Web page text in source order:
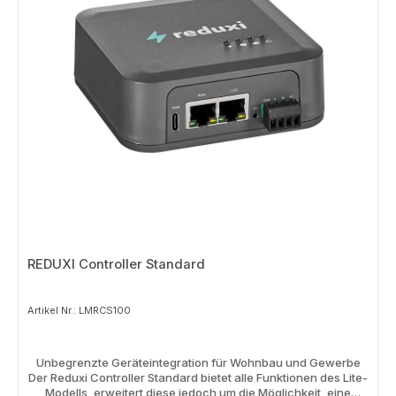
Anbindung und App-Steuerung ✅ Kostengünstiger Einstieg ins
Energiemanagement Ideal für ✔ Einfamilienhäuser ✔ Kleine
Photovoltaikanlagen ✔ Batteriespeicher-Systeme ✔
Wallboxen und E-Mobilität ✔ Wärmepumpen ✔ Smart Home
Anwendungen Technische Daten Artikelnummer: LMRCL100
Energiemanagementsystem (EMS) Standgerät Verwaltung von
bis zu 3 Geräten 1 × RS485-Schnittstelle Cloud- und App-
Inbetriebnahme Kompatibel mit zahlreichen Wechselrichtern,
Speichern und Wallboxen Für wen geeignet? 🏠
REDUXI Controller Standard
Artikel Nr.: LMRCS100
Unbegrenzte Geräteintegration für Wohnbau und Gewerbe
Der Reduxi Controller Standard bietet alle Funktionen des Lite-
Modells, erweitert diese jedoch um die Möglichkeit, eine